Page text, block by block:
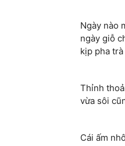
Ngày nào
ngày giỗ
kịp pha
Thỉnh
vừa sôi
Cái ấm